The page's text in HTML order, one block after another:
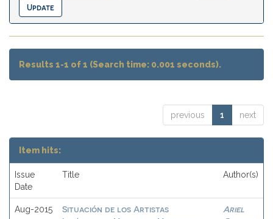
Results 1-1 of 1 (Search time: 0.001 seconds).
previous 1 next
Item hits:
Issue
Date
Title Author(s)
Aug-2015
Situación de los Artistas
Ariel